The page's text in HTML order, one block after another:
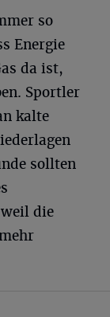
so
Energie
da ist,
Sportler
kalte
sollten
weil die